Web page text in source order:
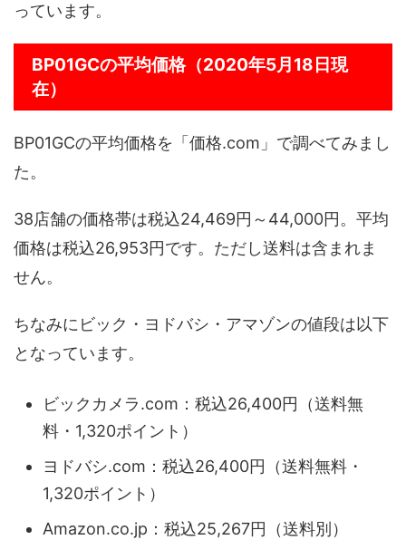
っています。
BP01GCの平均価格（2020年5月18日現
在）
BP01GCの平均価格を「価格.com」で調べてみまし
た。
38店舗の価格帯は税込24,469円～44,000円。平均
価格は税込26,953円です。ただし送料は含まれま
せん。
ちなみにビック・ヨドバシ・アマゾンの値段は以下
となっています。
ビックカメラ.com：税込26,400円（送料無
料・1,320ポイント）
ヨドバシ.com：税込26,400円（送料無料・
1,320ポイント）
Amazon.co.jp：税込25,267円（送料別）